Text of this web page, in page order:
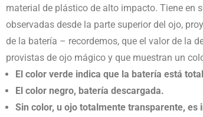
material de plástico de alto impacto. Tiene en
observadas desde la parte superior del ojo,
de la batería – recordemos, que el valor de la
provistas de ojo mágico y que muestran un
El color verde indica que la batería está
El color negro, batería descargada.
Sin color, u ojo totalmente transparente,